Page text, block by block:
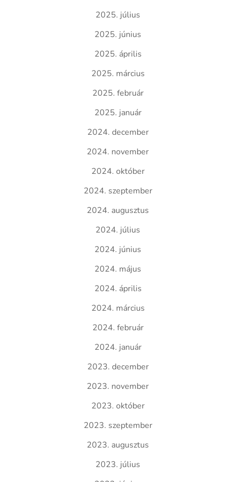
2025. július
2025. június
2025. április
2025. március
2025. február
2025. január
2024. december
2024. november
2024. október
2024. szeptember
2024. augusztus
2024. július
2024. június
2024. május
2024. április
2024. március
2024. február
2024. január
2023. december
2023. november
2023. október
2023. szeptember
2023. augusztus
2023. július